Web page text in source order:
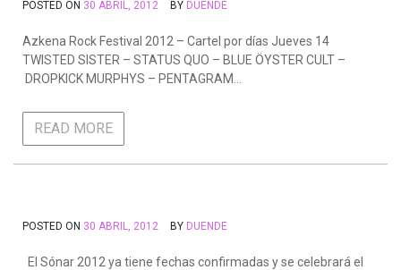
POSTED ON 30 ABRIL, 2012 BY DUENDE
Azkena Rock Festival 2012 – Cartel por días Jueves 14
TWISTED SISTER – STATUS QUO – BLUE ÖYSTER CULT –
DROPKICK MURPHYS – PENTAGRAM…
READ MORE
POSTED ON 30 ABRIL, 2012 BY DUENDE
El Sónar 2012 ya tiene fechas confirmadas y se celebrará el